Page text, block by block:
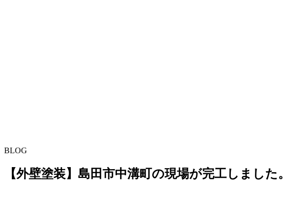
BLOG
【外壁塗装】島田市中溝町の現場が完工しました。